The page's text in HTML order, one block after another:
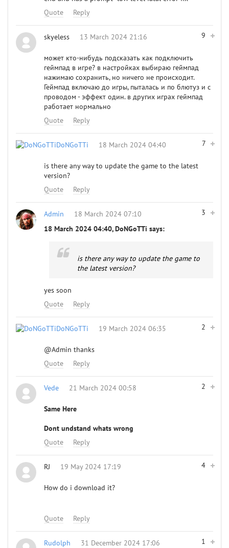
Quote
Reply
9
skyeless 13 March 2024 21:16
может кто-нибудь подсказать как подключить
геймпад в игре? в настройках выбираю геймпад
нажимаю сохранить, но ничего не происходит.
Геймпад включаю до игры, пыталась и по блютуз и с
проводом - эффект один. в других играх геймпад
работает нормально
Quote
Reply
7
DoNGoTTi 18 March 2024 04:40
is there any way to update the game to the latest
version?
Quote
Reply
3
Admin
18 March 2024 07:10
18 March 2024 04:40, DoNGoTTi says:
is there any way to update the game to
the latest version?
yes soon
Quote
Reply
2
DoNGoTTi 19 March 2024 06:35
@Admin thanks
Quote
Reply
2
Vede 21 March 2024 00:58
Same Here
Dont undstand whats wrong
Quote
Reply
4
RJ 19 May 2024 17:19
How do i download it?
Quote Reply
1
Rudolph
31 December 2024 17:06